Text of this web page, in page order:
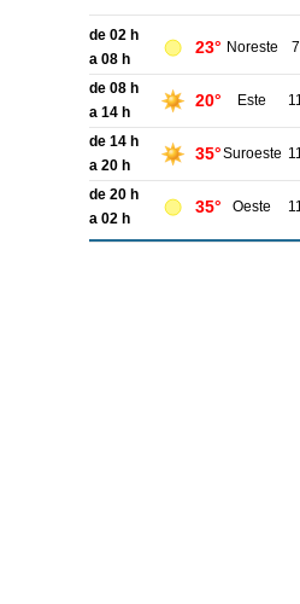
de 02 h
a 08 h
23° Noreste
de 08 h
a 14 h
20° Este
de 14 h
a 20 h
35°Suroeste
de 20 h
a 02 h
35° Oeste